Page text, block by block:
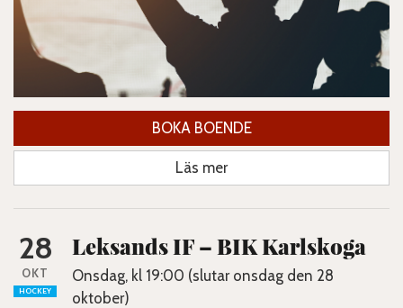
BOKA BOENDE
Läs mer
28
OKT
HOCKEY
Leksands IF – BIK Karlskoga
Onsdag, kl 19:00 (slutar onsdag den 28
oktober)